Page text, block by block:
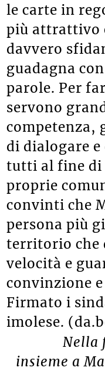
le carte in
più attrattivo
davvero
guadagna
parole. Per
servono
competenza,
di dialogare
tutti al fine di
proprie
convinti che
persona più
territorio che
velocità e
convinzione
Firmato i
imolese.
Nella
insieme a